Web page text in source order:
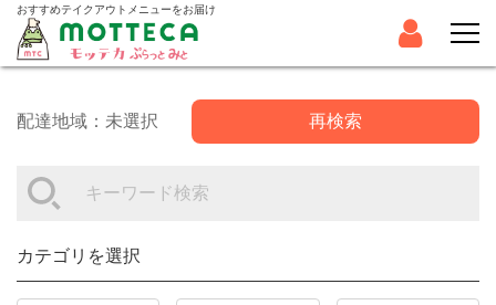
おすすめテイクアウトメニューをお届け
配達地域：未選択 再検索
カテゴリを選択